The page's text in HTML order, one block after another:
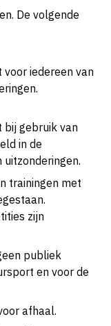
De volgende
iedereen van
bij gebruik van
in de
trainingen met
zijn
publiek
en voor de
afhaal.